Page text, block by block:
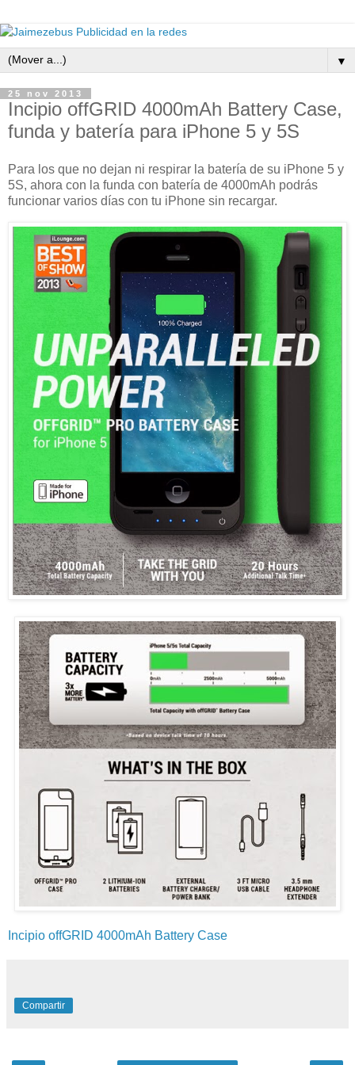
▼
25 nov 2013
Incipio offGRID 4000mAh Battery Case,
funda y batería para iPhone 5 y 5S
Para los que no dejan ni respirar la batería de su iPhone 5 y
5S, ahora con la funda con batería de 4000mAh podrás
funcionar varios días con tu iPhone sin recargar.
Incipio offGRID 4000mAh Battery Case
Compartir